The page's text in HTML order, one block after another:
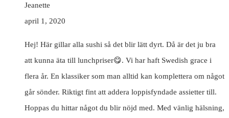
Jeanette
april 1, 2020
Hej! Här gillar alla sushi så det blir lätt dyrt. Då är det ju bra
att kunna äta till lunchpriser😋. Vi har haft Swedish grace i
flera år. En klassiker som man alltid kan komplettera om något
går sönder. Riktigt fint att addera loppisfyndade assietter till.
Hoppas du hittar något du blir nöjd med. Med vänlig hälsning,